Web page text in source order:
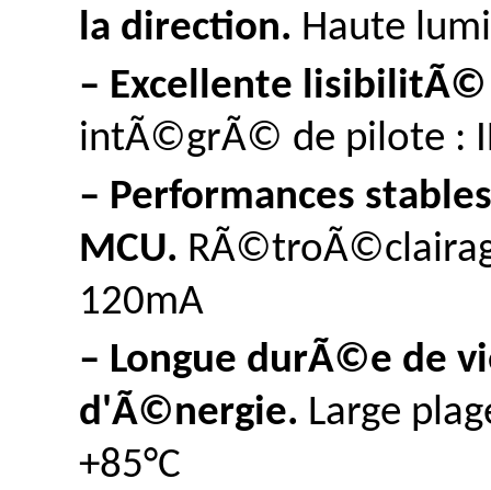
la direction. Haute
– Excellente
intÃ©grÃ© de pilote :
– Performances
MCU.
120mA
– Longue durÃ©e de
d'Ã©nergie. Large
+85°C